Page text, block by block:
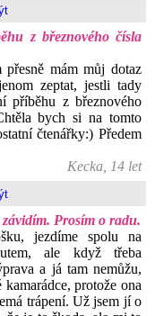
z březnového čísla
mám můj dotaz
zeptat, jestli tady
příběhu z březnového
bych si na tomto
čtenářky:) Předem
Kecka, 14 let
Prosím o radu.
jezdíme spolu na
ale když třeba
a já tam nemůžu,
protože ona
trápení. Už jsem jí o